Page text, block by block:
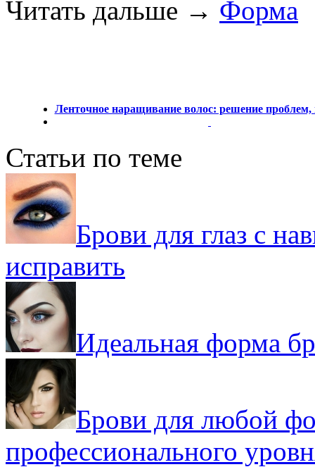
Читать дальше → Форма
Ленточное наращивание волос: решение проблем,
Статьи по теме
Брови для глаз с
исправить
Идеальная форма
Брови для любой
профессионального